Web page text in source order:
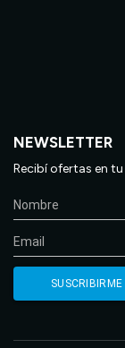
NEWSLETTER
Recibí ofertas en tu